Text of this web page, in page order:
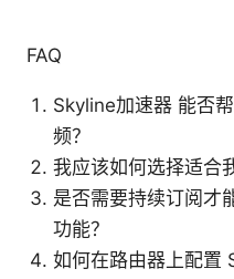
FAQ
Skyline加速器 能否
频？
我应该如何选择适合
是否需要持续订阅才
功能？
如何在路由器上配置